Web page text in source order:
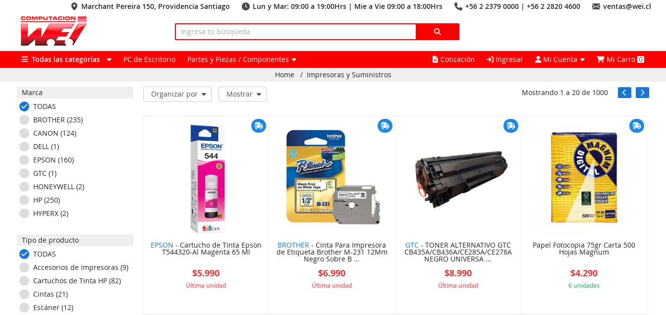
Marchant Pereira 150, Providencia Santiago Lun y Mar: 09:00 a 19:00Hrs | Mie a Vie 09:00 a 18:00Hrs +56 2 2379 0000 | +56 2 2820 4600 ventas@wei.cl
Todas las categorías PC de Escritorio Partes y Piezas / Componentes Cotización Ingresar Mi Cuenta Mi Carro0
Home
/ Impresoras y Suministros
Marca
TODAS
BROTHER (235)
CANON (124)
DELL (1)
EPSON (160)
GTC (1)
HONEYWELL (2)
HP (250)
HYPERX (2)
JBL (8)
KENSINGTON (9)
KLIP XTREME (10)
KYOCERA (7)
LENOVO (3)
LEXMARK (4)
Tipo de producto
TODAS
Accesorios de Impresoras (9)
Cartuchos de Tinta HP (82)
Cintas (21)
Escáner (12)
Organizar por Mostrar Mostrando 1 a20 de 1000
EPSON - Cartucho de Tinta Epson
T544320-Al Magenta 65 Ml
$5.990
Última unidad
BROTHER - Cinta Para Impresora
de Etiqueta Brother M-231 12Mm
Negro Sobre B ...
$6.990
Última unidad
GTC- TONER ALTERNATIVO GTC
CB435A/CB436A/CE285A/CE278A
NEGRO UNIVERSA ...
$8.990
Última unidad
Papel Fotocopia 75gr Carta 500
Hojas Magnum
$4.290
6 unidades